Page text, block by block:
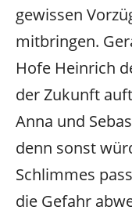
gewissen
mitbringen.
Hofe Heinrich
der Zukunft
Anna und
denn sonst
Schlimmes
die Gefahr